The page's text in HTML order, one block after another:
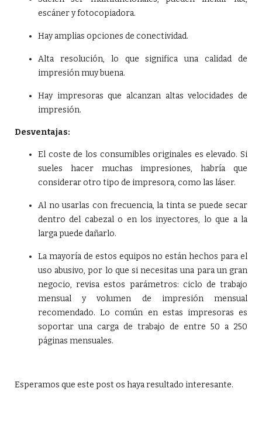
escáner y fotocopiadora.
Hay amplias opciones de conectividad.
Alta resolución, lo que significa una calidad de
impresión muy buena.
Hay impresoras que alcanzan altas velocidades de
impresión.
Desventajas:
El coste de los consumibles originales es elevado. Si
sueles hacer muchas impresiones, habría que
considerar otro tipo de impresora, como las láser.
Al no usarlas con frecuencia, la tinta se puede secar
dentro del cabezal o en los inyectores, lo que a la
larga puede dañarlo.
La mayoría de estos equipos no están hechos para el
uso abusivo, por lo que si necesitas una para un gran
negocio, revisa estos parámetros: ciclo de trabajo
mensual y volumen de impresión mensual
recomendado. Lo común en estas impresoras es
soportar una carga de trabajo de entre 50 a 250
páginas mensuales.
Esperamos que este post os haya resultado interesante.